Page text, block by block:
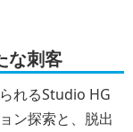
な刺客
れるStudio HG
ン探索と、脱出